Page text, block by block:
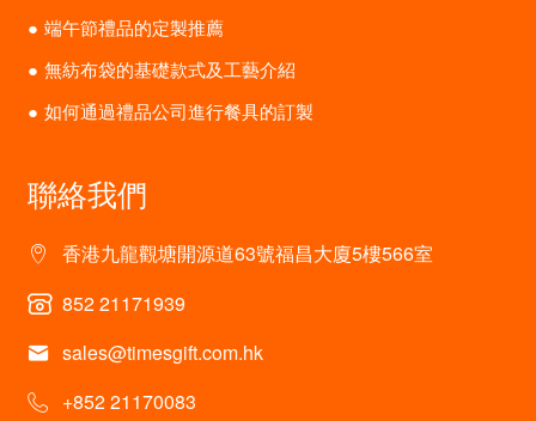
端午節禮品的定製推薦
無紡布袋的基礎款式及工藝介紹
如何通過禮品公司進行餐具的訂製
聯絡我們
香港九龍觀塘開源道63號福昌大廈5樓566室
852 21171939
sales@timesgift.com.hk
+852 21170083